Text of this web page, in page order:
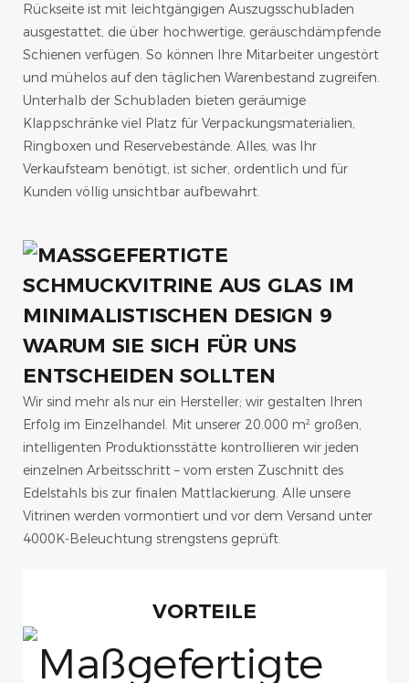
Rückseite ist mit leichtgängigen Auszugsschubladen
ausgestattet, die über hochwertige, geräuschdämpfende
Schienen verfügen. So können Ihre Mitarbeiter ungestört
und mühelos auf den täglichen Warenbestand zugreifen.
Unterhalb der Schubladen bieten geräumige
Klappschränke viel Platz für Verpackungsmaterialien,
Ringboxen und Reservebestände. Alles, was Ihr
Verkaufsteam benötigt, ist sicher, ordentlich und für
Kunden völlig unsichtbar aufbewahrt.
WARUM SIE SICH FÜR UNS
ENTSCHEIDEN SOLLTEN
Wir sind mehr als nur ein Hersteller; wir gestalten Ihren
Erfolg im Einzelhandel. Mit unserer 20.000 m² großen,
intelligenten Produktionsstätte kontrollieren wir jeden
einzelnen Arbeitsschritt – vom ersten Zuschnitt des
Edelstahls bis zur finalen Mattlackierung. Alle unsere
Vitrinen werden vormontiert und vor dem Versand unter
4000K-Beleuchtung strengstens geprüft.
VORTEILE